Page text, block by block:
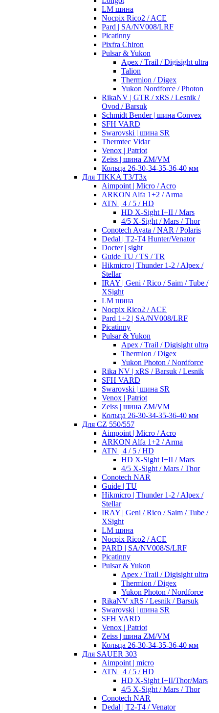
LM шина
Nocpix Rico2 / ACE
Pard | SA/NV008/LRF
Picatinny
Pixfra Chiron
Pulsar & Yukon
Apex / Trail / Digisight ultra
Talion
Thermion / Digex
Yukon Nordforce / Photon
RikaNV | GTR / xRS / Lesnik /
Ovod / Barsuk
Schmidt Bender | шина Convex
SFH VARD
Swarovski | шина SR
Thermtec Vidar
Venox | Patriot
Zeiss | шина ZM/VM
Кольца 26-30-34-35-36-40 мм
Для TIKKA T3/T3x
Aimpoint | Micro / Acro
ARKON Alfa 1+2 / Arma
ATN | 4 / 5 / HD
HD X-Sight I+II / Mars
4/5 X-Sight / Mars / Thor
Conotech Avata / NAR / Polaris
Dedal | T2-T4 Hunter/Venator
Docter | sight
Guide TU / TS / TR
Hikmicro | Thunder 1-2 / Alpex /
Stellar
IRAY | Geni / Rico / Saim / Tube /
XSight
LM шина
Nocpix Rico2 / ACE
Pard 1+2 | SA/NV008/LRF
Picatinny
Pulsar & Yukon
Apex / Trail / Digisight ultra
Thermion / Digex
Yukon Photon / Nordforce
Rika NV | xRS / Barsuk / Lesnik
SFH VARD
Swarovski | шина SR
Venox | Patriot
Zeiss | шина ZM/VM
Кольца 26-30-34-35-36-40 мм
Для CZ 550/557
Aimpoint | Micro / Acro
ARKON Alfa 1+2 / Arma
ATN | 4 / 5 / HD
HD X-Sight I+II / Mars
4/5 X-Sight / Mars / Thor
Conotech NAR
Guide | TU
Hikmicro | Thunder 1-2 / Alpex /
Stellar
IRAY | Geni / Rico / Saim / Tube /
XSight
LM шина
Nocpix Rico2 / ACE
PARD | SA/NV008/S/LRF
Picatinny
Pulsar & Yukon
Apex / Trail / Digisight ultra
Thermion / Digex
Yukon Photon / Nordforce
RikaNV xRS / Lesnik / Barsuk
Swarovski | шина SR
SFH VARD
Venox | Patriot
Zeiss | шина ZM/VM
Кольца 26-30-34-35-36-40 мм
Для SAUER 303
Aimpoint | micro
ATN | 4 / 5 / HD
HD X-Sight I+II/Thor/Mars
4/5 X-Sight / Mars / Thor
Conotech NAR
Dedal | T2-T4 / Venator